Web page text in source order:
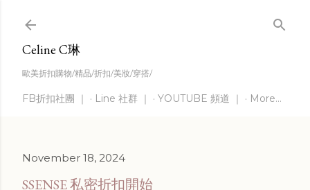
Celine C琳
歐美折扣購物/精品/折扣/美妝/穿搭/
FB折扣社團 ｜ Line 社群 ｜ YOUTUBE 頻道 ｜ More…
November 18, 2024
SSENSE 私密折扣開始